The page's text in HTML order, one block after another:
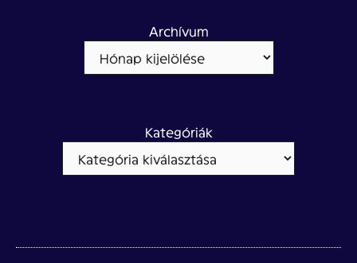
Archívum
Kategóriák